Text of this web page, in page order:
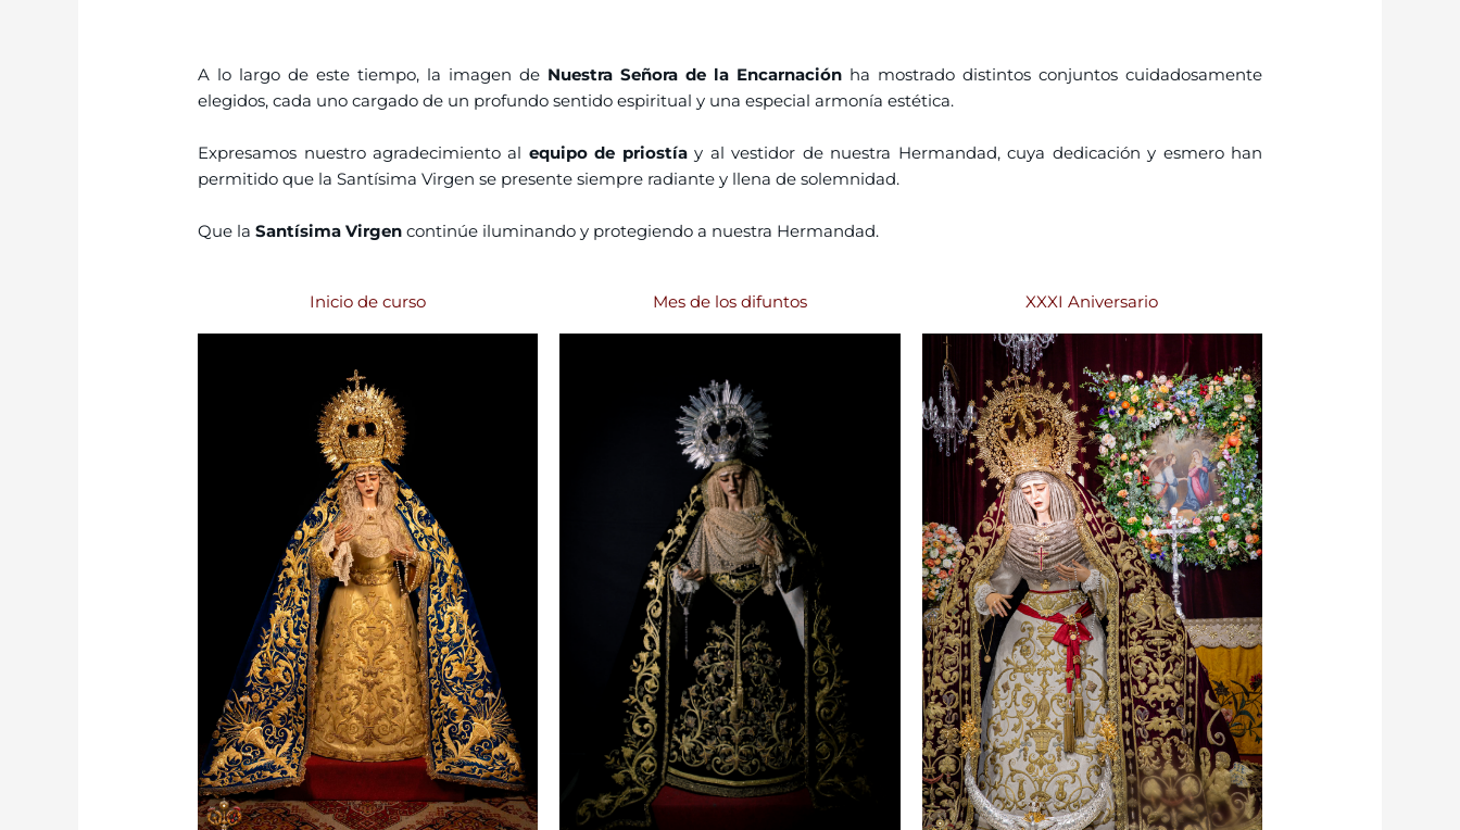
A lo largo de este tiempo, la imagen de Nuestra Señora de la Encarnaciónha mostrado distintos conjuntos cuidadosamente
elegidos, cada uno cargado de un profundo sentido espiritual y una especial armonía estética.
Expresamos nuestro agradecimiento al equipo de priostíay al vestidor de nuestra Hermandad, cuya dedicación y esmero han
permitido que la Santísima Virgen se presente siempre radiante y llena de solemnidad.
Que laSantísima Virgen continúe iluminando y protegiendo a nuestra Hermandad.
Inicio de curso Mes de los difuntos XXXI Aniversario